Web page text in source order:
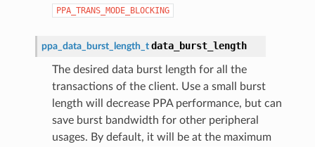
PPA_TRANS_MODE_BLOCKING
ppa_data_burst_length_t data_burst_length
The desired data burst length for all the
transactions of the client. Use a small burst
length will decrease PPA performance, but can
save burst bandwidth for other peripheral
usages. By default, it will be at the maximum